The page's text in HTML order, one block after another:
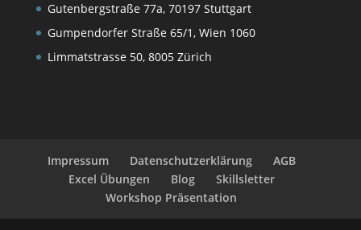
Gutenbergstraße 77a, 70197 Stuttgart
Gumpendorfer Straße 65/1, Wien 1060
Limmatstrasse 50, 8005 Zürich
Impressum Datenschutzerklärung
AGB
Excel Übungen
Blog
Skillsletter
Workshop Präsentation